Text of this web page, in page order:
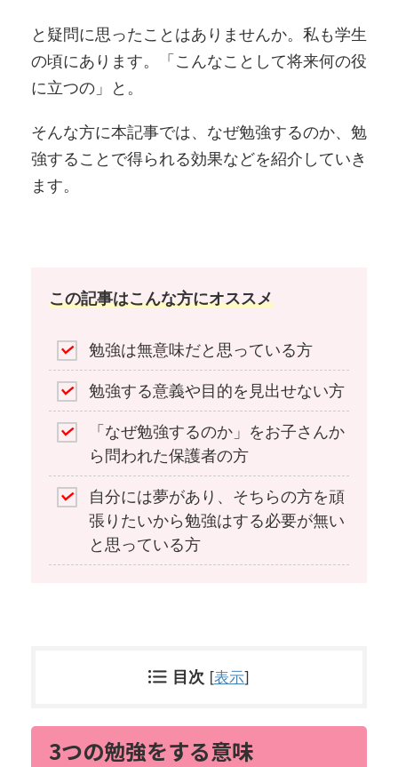
と疑問に思ったことはありませんか。私も学生
の頃にあります。「こんなことして将来何の役
に立つの」と。
そんな方に本記事では、なぜ勉強するのか、勉
強することで得られる効果などを紹介していき
ます。
この記事はこんな方にオススメ
勉強は無意味だと思っている方
勉強する意義や目的を見出せない方
「なぜ勉強するのか」をお子さんか
ら問われた保護者の方
自分には夢があり、そちらの方を頑
張りたいから勉強はする必要が無い
と思っている方
目次 [表示]
3つの勉強をする意味